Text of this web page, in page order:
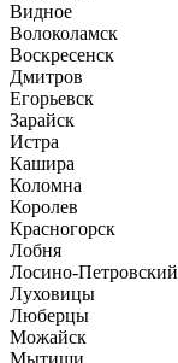
Видное
Волоколамск
Воскресенск
Дмитров
Егорьевск
Зарайск
Истра
Кашира
Коломна
Королев
Красногорск
Лобня
Лосино-Петровский
Луховицы
Люберцы
Можайск
Мытищи